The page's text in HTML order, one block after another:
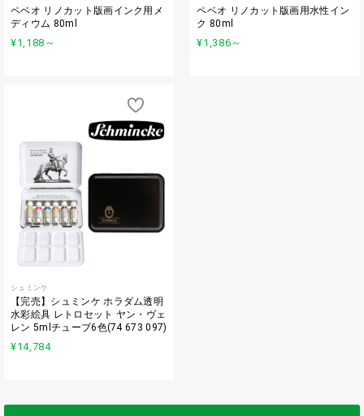
ペベオ リノカット版画インク用メ
ディウム 80ml
¥1,188 ～
ペベオ リノカット版画用水性イン
ク 80ml
¥1,386～
シュミンケ
【完売】シュミンケ ホラダム透明
水彩絵具 レトロセット ヤン・ヴェ
レン 5mlチューブ6色(74 673 097)
¥14,784